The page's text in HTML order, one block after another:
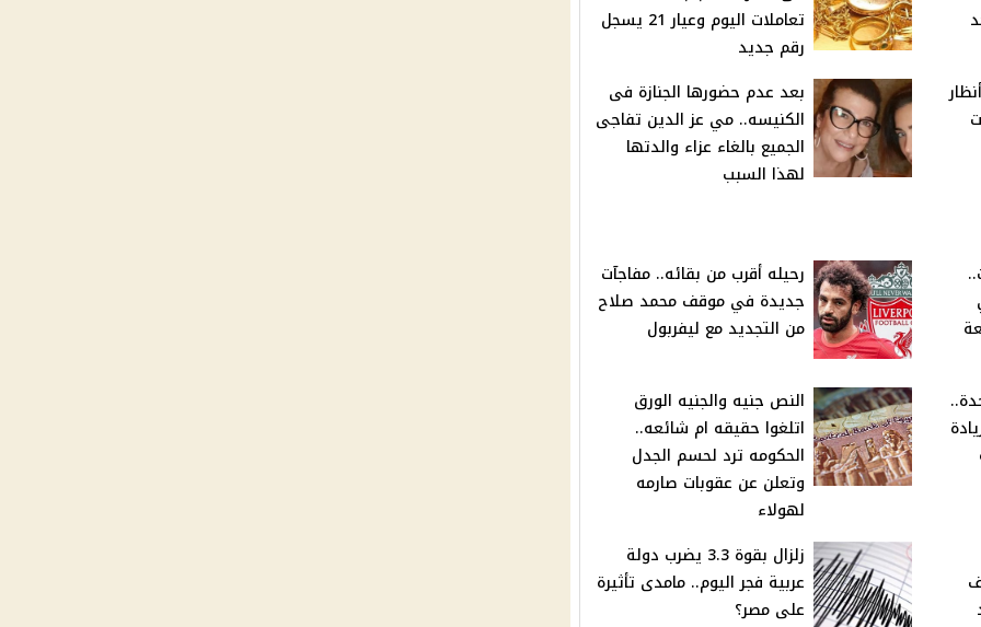
تعاملات اليوم وعيار 21 يسجل
رقم جديد
بعد عدم حضورها الجنازة فى
الكنيسه.. مي عز الدين تفاجى
الجميع بالغاء عزاء والدتها
لهذا السبب
رحيله أقرب من بقائه.. مفاجآت
جديدة في موقف محمد صلاح
من التجديد مع ليفربول
النص جنيه والجنيه الورق
اتلغوا حقيقه ام شائعه..
الحكومه ترد لحسم الجدل
وتعلن عن عقوبات صارمه
لهولاء
زلزال بقوة 3.3 يضرب دولة
عربية فجر اليوم.. مامدى تأثيرة
على مصر؟